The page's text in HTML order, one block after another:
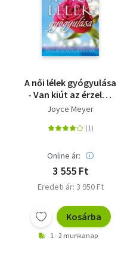
A női lélek gyógyulása
- Van kiút az érzelmi
sebeidből
Joyce Meyer
Online ár:
3 555 Ft
Eredeti ár: 3 950 Ft
Kosárba
1 - 2 munkanap